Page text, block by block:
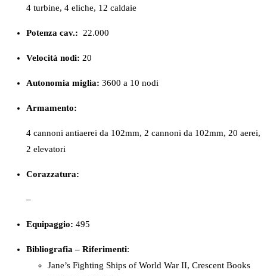
4 turbine, 4 eliche, 12 caldaie
Potenza cav.: 22.000
Velocità nodi: 20
Autonomia miglia: 3600 a 10 nodi
Armamento:
4 cannoni antiaerei da 102mm, 2 cannoni da 102mm, 20 aerei,
2 elevatori
Corazzatura:
–
Equipaggio: 495
Bibliografia – Riferimenti:
Jane’s Fighting Ships of World War II, Crescent Books